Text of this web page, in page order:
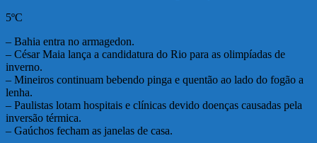
5ºC
– Bahia entra no armagedon.
– César Maia lança a candidatura do Rio para as olimpíadas de
inverno.
– Mineiros continuam bebendo pinga e quentão ao lado do fogão a
lenha.
– Paulistas lotam hospitais e clínicas devido doenças causadas pela
inversão térmica.
– Gaúchos fecham as janelas de casa.